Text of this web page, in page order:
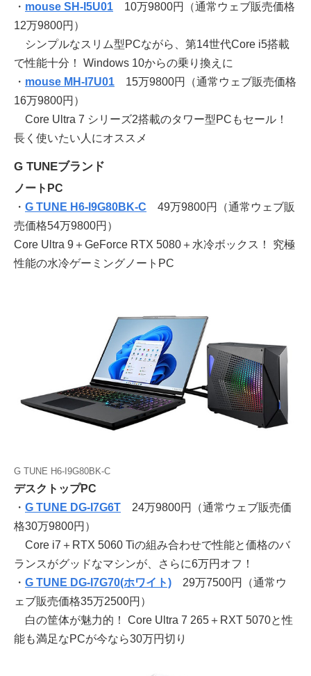
・ mouse SH-I5U01 10万9800円（通常ウェブ販売価格
12万9800円）
シンプルなスリム型PCながら、第14世代Core i5搭載
で性能十分！ Windows 10からの乗り換えに
・ mouse MH-I7U01 15万9800円（通常ウェブ販売価格
16万9800円）
Core Ultra 7 シリーズ2搭載のタワー型PCもセール！
長く使いたい人にオススメ
G TUNEブランド
ノートPC
・ G TUNE H6-I9G80BK-C 49万9800円（通常ウェブ販
売価格54万9800円）
Core Ultra 9＋GeForce RTX 5080＋水冷ボックス！ 究極
性能の水冷ゲーミングノートPC
G TUNE H6-I9G80BK-C
デスクトップPC
・ G TUNE DG-I7G6T 24万9800円（通常ウェブ販売価
格30万9800円）
Core i7＋RTX 5060 Tiの組み合わせで性能と価格のバ
ランスがグッドなマシンが、さらに6万円オフ！
・ G TUNE DG-I7G70(ホワイト) 29万7500円（通常ウ
ェブ販売価格35万2500円）
白の筐体が魅力的！ Core Ultra 7 265＋RXT 5070と性
能も満足なPCが今なら30万円切り